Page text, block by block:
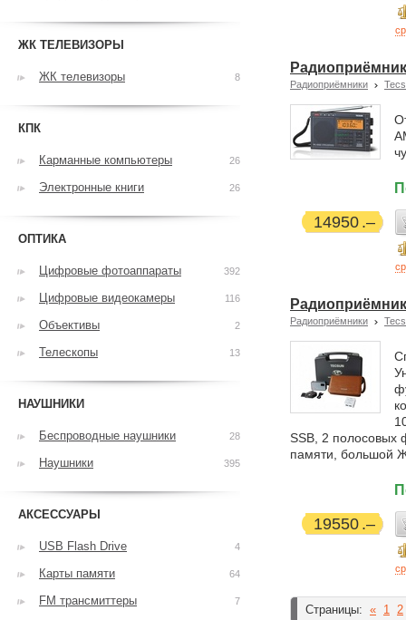
Радиоприёмники
14950
Радиоприёмники
SSB, 2 полосовых
памяти, большой
19550
Страницы: « 1 2
ЖК ТЕЛЕВИЗОРЫ
ЖК телевизоры 8
КПК
Карманные компьютеры 26
Электронные книги 26
ОПТИКА
Цифровые фотоаппараты 392
Цифровые видеокамеры 116
Объективы 2
Телескопы 13
НАУШНИКИ
Беспроводные наушники 28
Наушники 395
АКСЕССУАРЫ
USB Flash Drive 4
Карты памяти 64
FM трансмиттеры 7